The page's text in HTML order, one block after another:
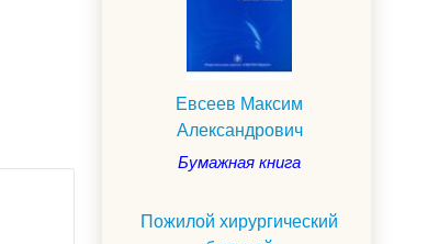
Евсеев Максим
Александрович
Бумажная книга
Пожилой хирургический